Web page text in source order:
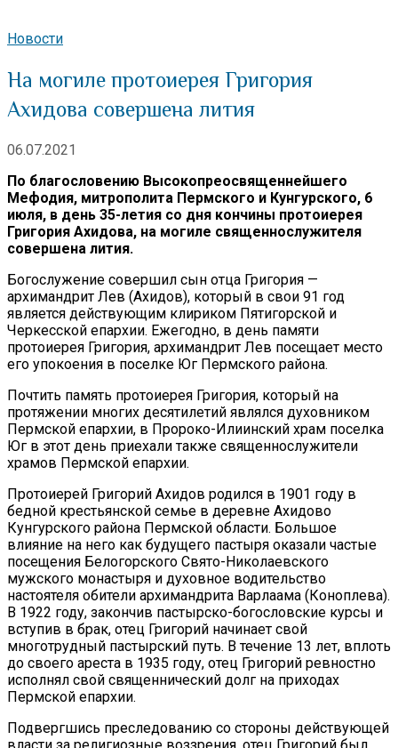
Новости
На могиле протоиерея Григория
Ахидова совершена лития
06.07.2021
По благословению Высокопреосвященнейшего
Мефодия, митрополита Пермского и Кунгурского, 6
июля, в день 35-летия со дня кончины протоиерея
Григория Ахидова, на могиле священнослужителя
совершена лития.
Богослужение совершил сын отца Григория —
архимандрит Лев (Ахидов), который в свои 91 год
является действующим клириком Пятигорской и
Черкесской епархии. Ежегодно, в день памяти
протоиерея Григория, архимандрит Лев посещает место
его упокоения в поселке Юг Пермского района.
Почтить память протоиерея Григория, который на
протяжении многих десятилетий являлся духовником
Пермской епархии, в Пророко-Илиинский храм поселка
Юг в этот день приехали также священнослужители
храмов Пермской епархии.
Протоиерей Григорий Ахидов родился в 1901 году в
бедной крестьянской семье в деревне Ахидово
Кунгурского района Пермской области. Большое
влияние на него как будущего пастыря оказали частые
посещения Белогорского Свято-Николаевского
мужского монастыря и духовное водительство
настоятеля обители архимандрита Варлаама (Коноплева).
В 1922 году, закончив пастырско-богословские курсы и
вступив в брак, отец Григорий начинает свой
многотрудный пастырский путь. В течение 13 лет, вплоть
до своего ареста в 1935 году, отец Григорий ревностно
исполнял свой священнический долг на приходах
Пермской епархии.
Подвергшись преследованию со стороны действующей